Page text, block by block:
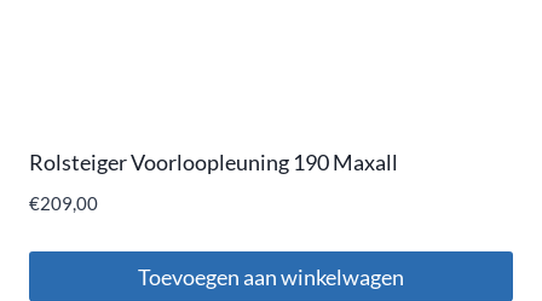
Rolsteiger Voorloopleuning 190 Maxall
€209,00
Toevoegen aan winkelwagen